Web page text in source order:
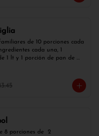
de 10 porciones cada
cada una, 1
1 lt y 1 porción de pan de
8 porciones de  2